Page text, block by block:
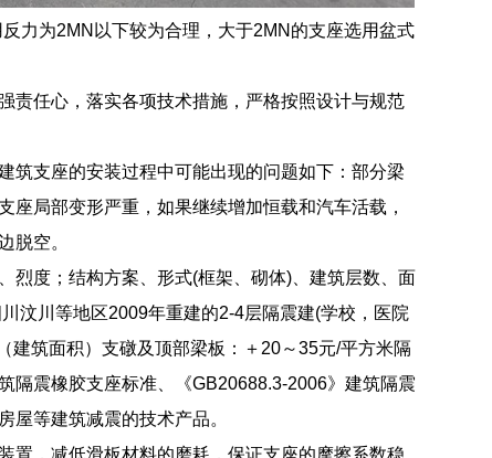
力为2MN以下较为合理，大于2MN的支座选用盆式
责任心，落实各项技术措施，严格按照设计与规范
筑支座的安装过程中可能出现的问题如下：部分梁
局部变形严重，如果继续增加恒载和汽车活载，
脱空。
烈度；结构方案、形式(框架、砌体)、建筑层数、面
汶川等地区2009年重建的2-4层隔震建(学校，医院
建筑面积）支礅及顶部梁板：＋20～35元/平方米隔
隔震橡胶支座标准、《GB20688.3-2006》建筑隔震
屋等建筑减震的技术产品。